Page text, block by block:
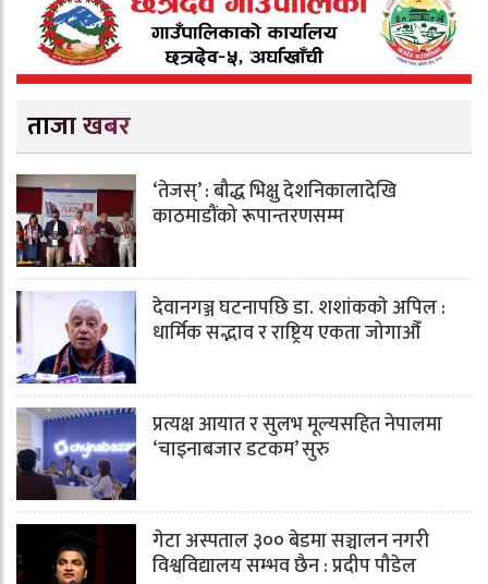
ताजा खबर
‘तेजस्’ : बौद्ध भिक्षु देशनिकालादेखि
काठमाडौंको रूपान्तरणसम्म
देवानगञ्ज घटनापछि डा. शशांककाे अपिल :
धार्मिक सद्भाव र राष्ट्रिय एकता जोगाऔँ
प्रत्यक्ष आयात र सुलभ मूल्यसहित नेपालमा
‘चाइनाबजार डटकम’ सुरु
गेटा अस्पताल ३०० बेडमा सञ्चालन नगरी
विश्वविद्यालय सम्भव छैन : प्रदीप पौडेल